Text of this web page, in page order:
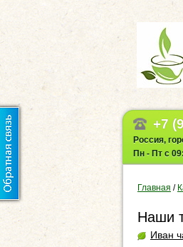
+7
Россия,
Пн - Пт с
Главная /
Наши
Иван